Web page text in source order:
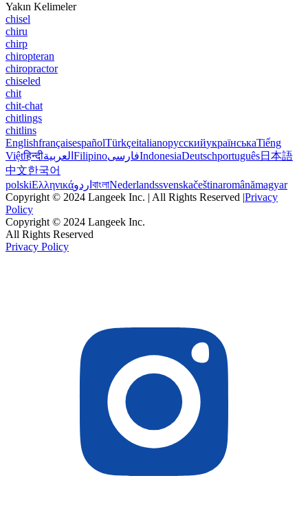
Yakın Kelimeler
chisel
chiru
chirp
chiropteran
chiropractor
chiseled
chit
chit-chat
chitlings
chitlins
EnglishfrançaisespañolTürkçeitalianoрусскийукраїнськаTiếng
Việtहिन्दीالعربية FilipinoفارسیIndonesiaDeutschportuguês日本語
中文한국어
polskiΕλληνικάاردو বাংলাNederlandssvenskačeštinaromânămagyar
Copyright © 2024 Langeek Inc. | All Rights Reserved |Privacy
Policy
Copyright © 2024 Langeek Inc.
All Rights Reserved
Privacy Policy